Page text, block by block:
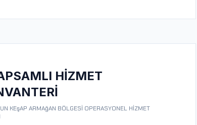
HIZMET
KEşAP ARMAğAN BÖLGESİ OPERASYONEL HİZMET